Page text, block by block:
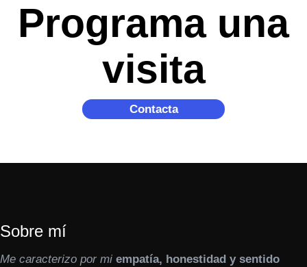
Programa una
visita
Contacta
Sobre mí
Me caracterizo por mi empatía, honestidad y sentido